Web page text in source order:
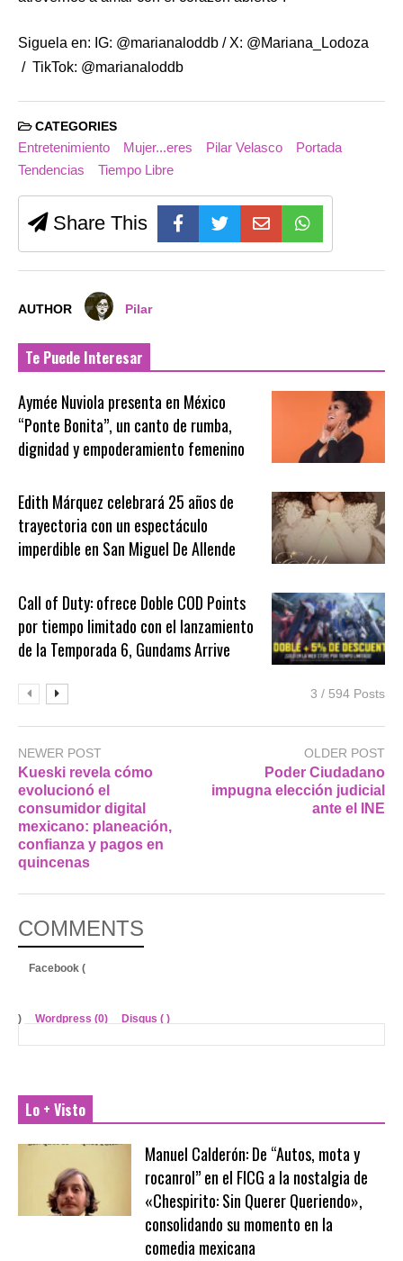
Siguela en: IG: @marianaloddb / X: @Mariana_Lodoza
/ TikTok: @marianaloddb
CATEGORIES
Entretenimiento Mujer...eres Pilar Velasco
Portada
Tendencias
Tiempo Libre
Share This
AUTHOR Pilar
Te Puede Interesar
Aymée Nuviola presenta en México
“Ponte Bonita”, un canto de rumba,
dignidad y empoderamiento femenino
Edith Márquez celebrará 25 años de
trayectoria con un espectáculo
imperdible en San Miguel De Allende
Call of Duty: ofrece Doble COD Points
por tiempo limitado con el lanzamiento
de la Temporada 6, Gundams Arrive
3 / 594 Posts
NEWER POST
Kueski revela cómo
evolucionó el
consumidor digital
mexicano: planeación,
confianza y pagos en
quincenas
OLDER POST
Poder Ciudadano
impugna elección judicial
ante el INE
COMMENTS
Facebook (
) Wordpress (0) Disqus ( )
Lo + Visto
Manuel Calderón: De “Autos, mota y
rocanrol” en el FICG a la nostalgia de
«Chespirito: Sin Querer Queriendo»,
consolidando su momento en la
comedia mexicana